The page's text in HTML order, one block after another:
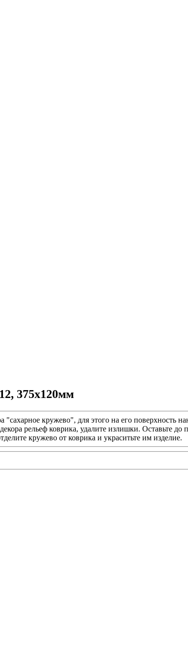
375х120мм
"сахарное кружево", для этого на его
рельеф коврика, удалите излишки. Оставьте
кружево от коврика и украситьте им изделие.